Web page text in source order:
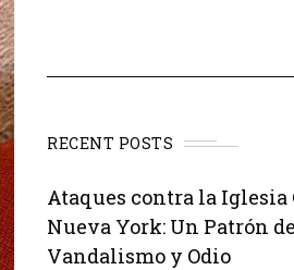
RECENT POSTS
Ataques contra la Iglesia
Nueva York: Un Patrón de
Vandalismo y Odio